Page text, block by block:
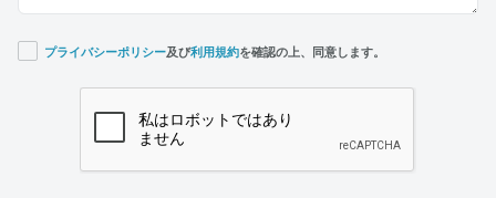
プライバシーポリシー及び利用規約を確認の上、同意します。